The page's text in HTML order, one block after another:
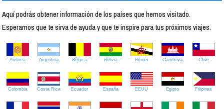
Aquí podrás obtener información de los países que hemos visitado.
Esperamos que te sirva de ayuda y que te inspire para tus próximos viajes.
Andorra Argentina Bélgica Bolivia Brunei Camboya Chile
Colombia Costa Rica Ecuador España EEUU Egipto Filipinas